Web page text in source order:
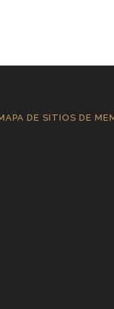
DE SITIOS DE